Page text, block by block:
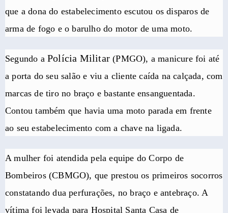
que a dona do estabelecimento escutou os disparos de
arma de fogo e o barulho do motor de uma moto.
Segundo a Polícia Militar (PMGO), a manicure foi até
a porta do seu salão e viu a cliente caída na calçada, com
marcas de tiro no braço e bastante ensanguentada.
Contou também que havia uma moto parada em frente
ao seu estabelecimento com a chave na ligada.
A mulher foi atendida pela equipe do Corpo de
Bombeiros (CBMGO), que prestou os primeiros socorros
constatando dua perfurações, no braço e antebraço. A
vítima foi levada para Hospital Santa Casa de